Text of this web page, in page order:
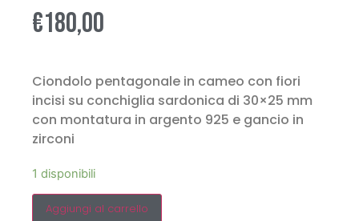
€180,00
Ciondolo pentagonale in cameo con fiori
incisi su conchiglia sardonica di 30×25 mm
con montatura in argento 925 e gancio in
zirconi
1 disponibili
Aggiungi al carrello